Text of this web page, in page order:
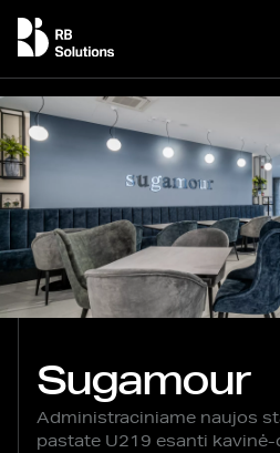
Sugamour
Administraciniame naujos
pastate U219 esanti